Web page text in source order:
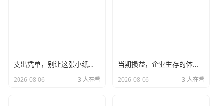
支出凭单，别让这张小纸片成了你报销路上的拦路虎——一位老财务的掏心窝子话
2026-08-06 3 人在看
当期损益，企业生存的体温计与利润背后的真实故事
2026-08-06 3 人在看